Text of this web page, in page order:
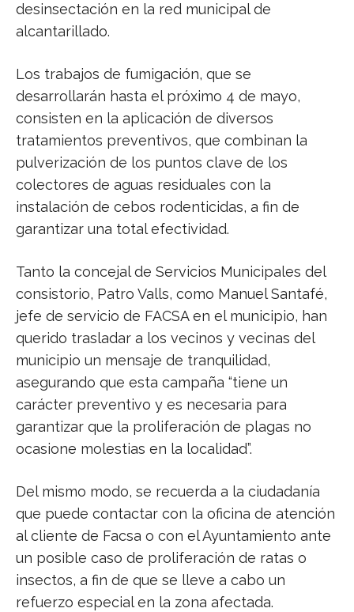
desinsectación en la red municipal de
alcantarillado.
Los trabajos de fumigación, que se
desarrollarán hasta el próximo 4 de mayo,
consisten en la aplicación de diversos
tratamientos preventivos, que combinan la
pulverización de los puntos clave de los
colectores de aguas residuales con la
instalación de cebos rodenticidas, a fin de
garantizar una total efectividad.
Tanto la concejal de Servicios Municipales del
consistorio, Patro Valls, como Manuel Santafé,
jefe de servicio de FACSA en el municipio, han
querido trasladar a los vecinos y vecinas del
municipio un mensaje de tranquilidad,
asegurando que esta campaña “tiene un
carácter preventivo y es necesaria para
garantizar que la proliferación de plagas no
ocasione molestias en la localidad”.
Del mismo modo, se recuerda a la ciudadanía
que puede contactar con la oficina de atención
al cliente de Facsa o con el Ayuntamiento ante
un posible caso de proliferación de ratas o
insectos, a fin de que se lleve a cabo un
refuerzo especial en la zona afectada.